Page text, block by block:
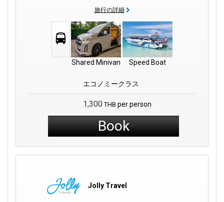
国内外のフライトのハブとなっています。
車を利用したい方には、駐車場がターミナルビルの近くにあり
ます。ターミナルは、国内線でも国際線でも、スムーズに乗り
継ぎができるよう設計されています。
も近くに訪れることができる場所の1つは
やウォーターアクティビティで知られており、必見のスポット
です。少し離れた場所にあるライレイビーチは、ボートでしか
なく。白い砂浜と透き通った水が一生忘れられない体験を提供
した雰囲気を楽しめるランタ島があります。ダイビングやシュ
ノーケリングに最適なスポットです。
旅行の詳細
Shared Minivan Speed Boat
エコノミークラス
1,300 THB per person
Book
Jolly Travel